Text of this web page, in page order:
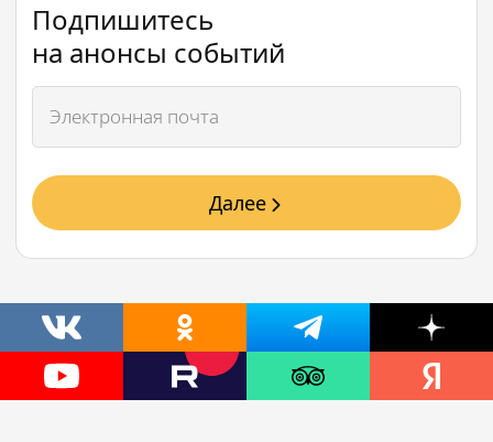
Подпишитесь
на анонсы событий
Далее